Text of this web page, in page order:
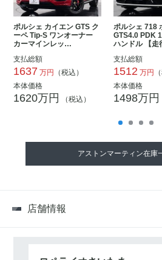
ポルシェ カイエン GTS ク
ーペ Tip-S ワンオーナー
カーマインレッ…
支払総額
1637 万円
（税込）
本体価格
1620万円 （税込）
ポルシェ 718
GTS4.0 PDK
ハンドル 【
支払総額
1512 万円
本体価格
1498万円
アストンマーティン在庫
店舗情報